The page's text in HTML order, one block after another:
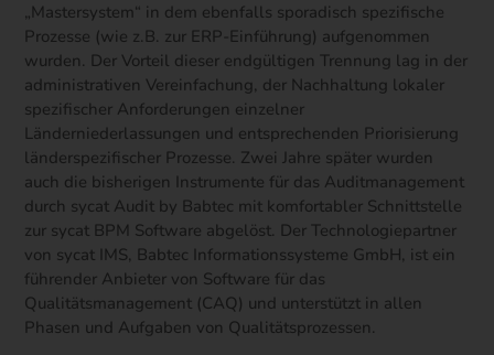
„Mastersystem“ in dem ebenfalls sporadisch spezifische
Prozesse (wie z.B. zur ERP-Einführung) aufgenommen
wurden. Der Vorteil dieser endgültigen Trennung lag in der
administrativen Vereinfachung, der Nachhaltung lokaler
spezifischer Anforderungen einzelner
Länderniederlassungen und entsprechenden Priorisierung
länderspezifischer Prozesse. Zwei Jahre später wurden
auch die bisherigen Instrumente für das Auditmanagement
durch sycat Audit by Babtec mit komfortabler Schnittstelle
zur sycat BPM Software abgelöst. Der Technologiepartner
von sycat IMS, Babtec Informationssysteme GmbH, ist ein
führender Anbieter von Software für das
Qualitätsmanagement (CAQ) und unterstützt in allen
Phasen und Aufgaben von Qualitätsprozessen.